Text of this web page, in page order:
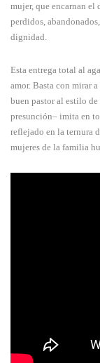
mujer, que encarnan el
perdidos,
dignidad.
Esta entrega total al
amor. Basta con mirar
buen pastor al estilo
presunción– imita en
reflejado en la ternura
mujeres de la familia